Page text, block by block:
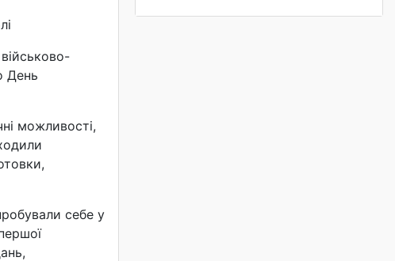
День
можливості,
себе у